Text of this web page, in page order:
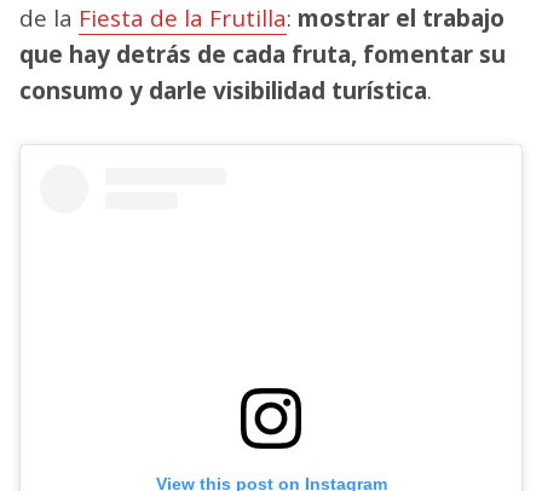
de la Fiesta de la Frutilla: mostrar el trabajo
que hay detrás de cada fruta, fomentar su
consumo y darle visibilidad turística.
View this post on Instagram